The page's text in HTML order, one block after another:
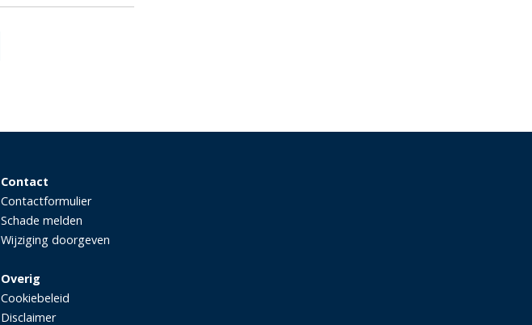
Contact
Contactformulier
Schade melden
Wijziging doorgeven
Overig
Cookiebeleid
Disclaimer